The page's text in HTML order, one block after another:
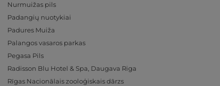
Nurmuižas pils
Padangių nuotykiai
Padures Muiža
Palangos vasaros parkas
Pegasa Pils
Radisson Blu Hotel & Spa, Daugava Riga
Rīgas Nacionālais zooloģiskais dārzs